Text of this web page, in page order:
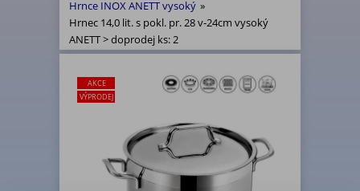
Hrnce INOX ANETT vysoký »
Hrnec 14,0 lit. s pokl. pr. 28 v-24cm vysoký
ANETT > doprodej ks: 2
AKCE
VÝPRODEJ